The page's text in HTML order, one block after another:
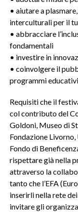
• aiutare a
interculturali per il
• abbracciare
fondamentali
• investire in
• coinvolgere il
programmi educativi
Requisiti che il
col contributo del
Goldoni, Museo di
Fondazione
Fondo di
rispettare già nella
attraverso la
tanto che l’EFA
inserirli nella rete
invitare gli